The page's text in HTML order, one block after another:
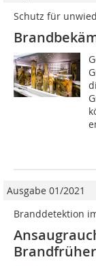
Schutz für
Ausgabe 01/2021
Branddetektion